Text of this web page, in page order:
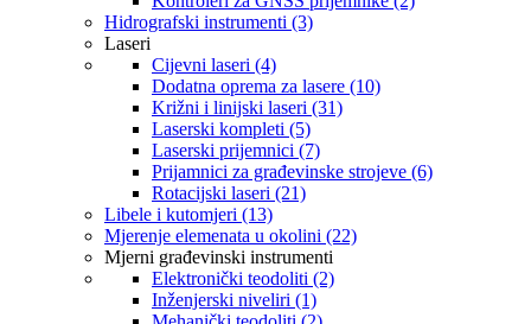
Hidrografski instrumenti (3)
Laseri
Cijevni laseri (4)
Dodatna oprema za lasere (10)
Križni i linijski laseri (31)
Laserski kompleti (5)
Laserski prijemnici (7)
Prijamnici za građevinske strojeve (6)
Rotacijski laseri (21)
Libele i kutomjeri (13)
Mjerenje elemenata u okolini (22)
Mjerni građevinski instrumenti
Elektronički teodoliti (2)
Inženjerski niveliri (1)